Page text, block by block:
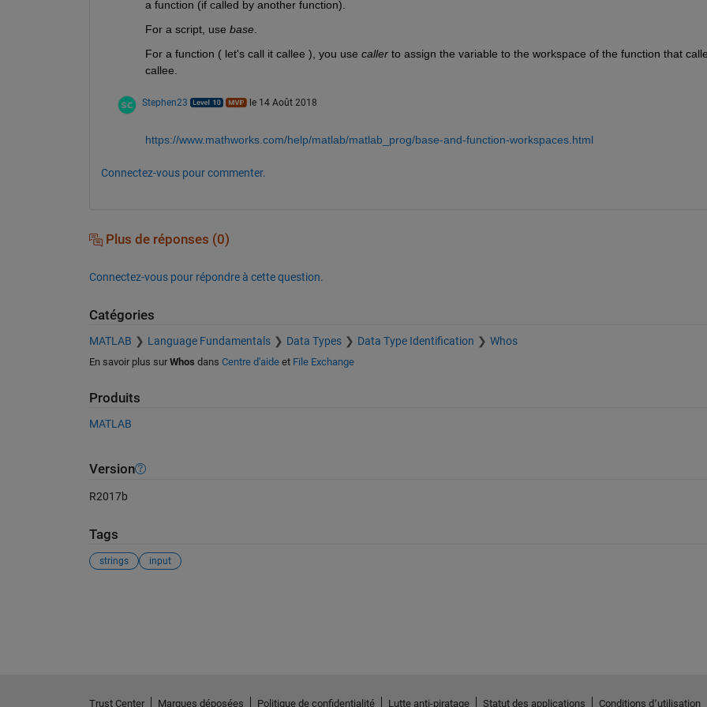
a function (if called by another function).
For a script, use base.
For a function ( let's call it callee ), you use caller to assign the variable to the workspace of the function that
callee.
Stephen23 le 14 Août 2018
https://www.mathworks.com/help/matlab/matlab_prog/base-and-function-workspaces.html
Connectez-vous pour commenter.
Plus de réponses (0)
Connectez-vous pour répondre à cette question.
Catégories
MATLAB Language Fundamentals Data Types Data Type Identification Whos
En savoir plus sur Whos dans Centre d'aideet File Exchange
Produits
MATLAB
Version
R2017b
Tags
strings input
Trust Center Marques déposées Politique de confidentialité Lutte anti-piratage Statut des applications Conditions d՚utilisation